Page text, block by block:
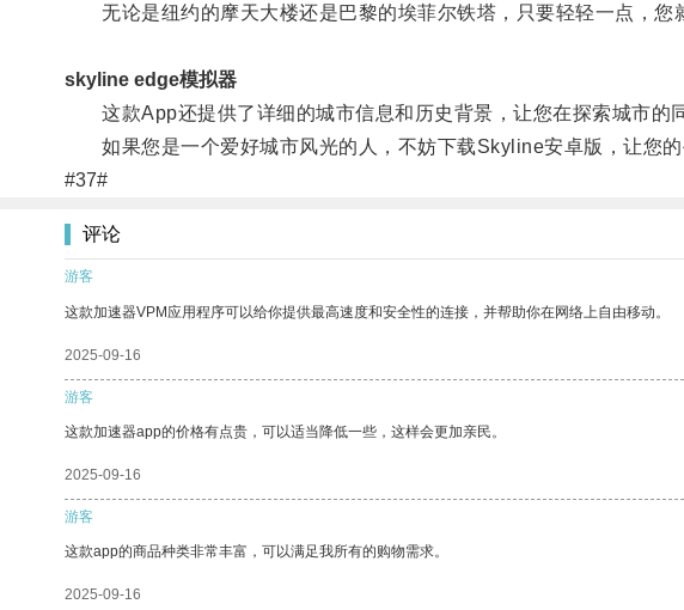
无论是纽约的摩天大楼还是巴黎的埃菲尔铁塔，只要轻轻一点，您
skyline edge模拟器
这款App还提供了详细的城市信息和历史背景，让您在探索城市的
如果您是一个爱好城市风光的人，不妨下载Skyline安卓版，让您的
#37#
评论
游客
这款加速器VPM应用程序可以给你提供最高速度和安全性的连接，并帮助你在网络上自由移动。
2025-09-16
游客
这款加速器app的价格有点贵，可以适当降低一些，这样会更加亲民。
2025-09-16
游客
这款app的商品种类非常丰富，可以满足我所有的购物需求。
2025-09-16